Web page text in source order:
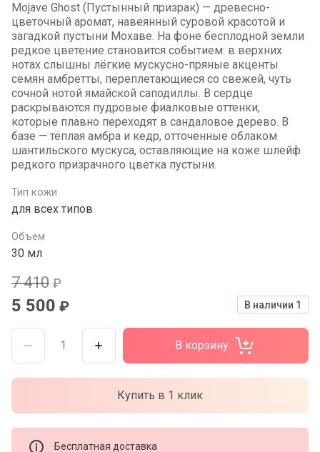
Mojave Ghost (Пустынный призрак) — древесно-
цветочный аромат, навеянный суровой красотой и
загадкой пустыни Мохаве. На фоне бесплодной земли
редкое цветение становится событием: в верхних
нотах слышны лёгкие мускусно-пряные акценты
семян амбретты, переплетающиеся со свежей, чуть
сочной нотой ямайской саподиллы. В сердце
раскрываются пудровые фиалковые оттенки,
которые плавно переходят в сандаловое дерево. В
базе — тёплая амбра и кедр, отточенные облаком
шантильского мускуса, оставляющие на коже шлейф
редкого призрачного цветка пустыни.
Тип кожи
для всех типов
Объем
30 мл
В наличии 1
7 410 ₽
5 500 ₽
В корзину
Купить в 1 клик
Бесплатная доставка